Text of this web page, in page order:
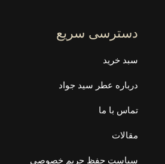
دسترسی سریع
سبد خرید
درباره عطر سید جواد
تماس با ما
مقالات
سیاست حفظ حریم خصوصی